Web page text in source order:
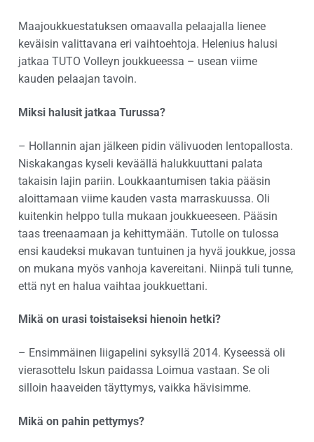
Maajoukkuestatuksen omaavalla pelaajalla lienee
keväisin valittavana eri vaihtoehtoja. Helenius halusi
jatkaa TUTO Volleyn joukkueessa – usean viime
kauden pelaajan tavoin.
Miksi halusit jatkaa Turussa?
– Hollannin ajan jälkeen pidin välivuoden lentopallosta.
Niskakangas kyseli keväällä halukkuuttani palata
takaisin lajin pariin. Loukkaantumisen takia pääsin
aloittamaan viime kauden vasta marraskuussa. Oli
kuitenkin helppo tulla mukaan joukkueeseen. Pääsin
taas treenaamaan ja kehittymään. Tutolle on tulossa
ensi kaudeksi mukavan tuntuinen ja hyvä joukkue, jossa
on mukana myös vanhoja kavereitani. Niinpä tuli tunne,
että nyt en halua vaihtaa joukkuettani.
Mikä on urasi toistaiseksi hienoin hetki?
– Ensimmäinen liigapelini syksyllä 2014. Kyseessä oli
vierasottelu Iskun paidassa Loimua vastaan. Se oli
silloin haaveiden täyttymys, vaikka hävisimme.
Mikä on pahin pettymys?